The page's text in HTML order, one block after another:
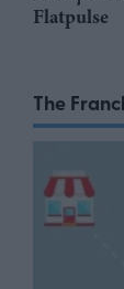
Flatpulse
The